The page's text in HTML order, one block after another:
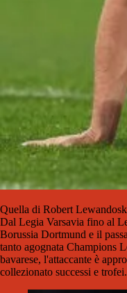
Quella di Robert
Dal Legia Varsavia fino al
Borussia Dortmund e il
tanto agognata Champions
bavarese, l'attaccante è
collezionato successi e trofei.